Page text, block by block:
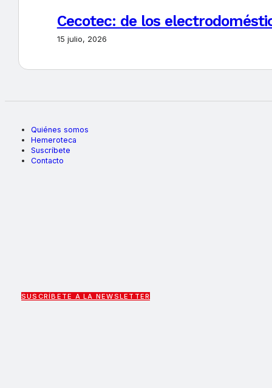
Cecotec: de los
15 julio, 2026
Quiénes somos
Hemeroteca
Suscríbete
Contacto
SUSCRÍBETE A LA NEWSLETTER